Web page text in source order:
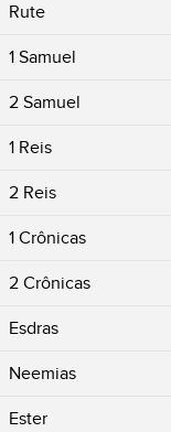
Rute
1 Samuel
2 Samuel
1 Reis
2 Reis
1 Crônicas
2 Crônicas
Esdras
Neemias
Ester